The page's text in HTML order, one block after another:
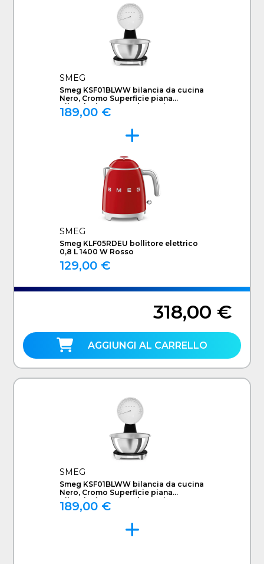
SMEG
Smeg KSF01BLWW bilancia da cucina
Nero, Cromo Superficie piana
Bilancia da cucina elettronica
189,00 €
SMEG
Smeg KLF05RDEU bollitore elettrico
0,8 L 1400 W Rosso
129,00 €
318,00 €
AGGIUNGI AL CARRELLO
SMEG
Smeg KSF01BLWW bilancia da cucina
Nero, Cromo Superficie piana
Bilancia da cucina elettronica
189,00 €